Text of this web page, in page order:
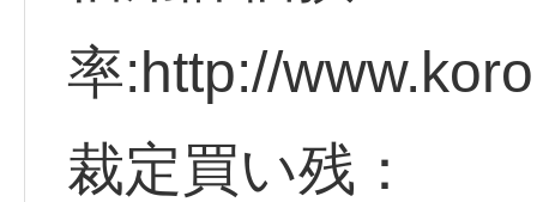
率:http://
裁定買い残：